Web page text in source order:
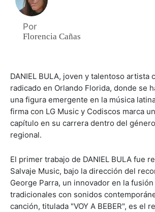
Por
Florencia Cañas
DANIEL BULA, joven y talentoso artista
radicado en Orlando Florida, donde se
una figura emergente en la música
firma con LG Music y Codiscos marca
capítulo en su carrera dentro del
regional.
El primer trabajo de DANIEL BULA fue
Salvaje Music, bajo la dirección del
George Parra, un innovador en la
tradicionales con sonidos
canción, titulada "VOY A BEBER", es el